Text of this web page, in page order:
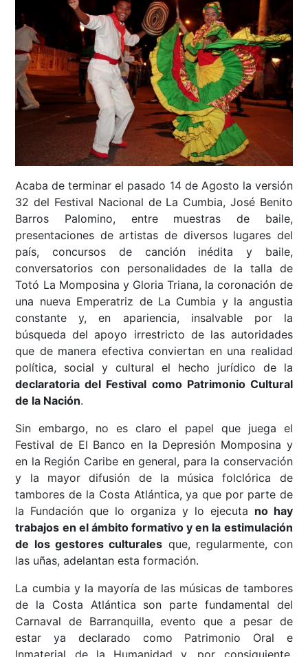
Acaba de terminar el pasado 14 de Agosto la versión
32 del Festival Nacional de La Cumbia, José Benito
Barros Palomino, entre muestras de baile,
presentaciones de artistas de diversos lugares del
país, concursos de canción inédita y baile,
conversatorios con personalidades de la talla de
Totó La Momposina y Gloria Triana, la coronación de
una nueva Emperatriz de La Cumbia y la angustia
constante y, en apariencia, insalvable por la
búsqueda del apoyo irrestricto de las autoridades
que de manera efectiva conviertan en una realidad
política, social y cultural el hecho jurídico de la
declaratoria del Festival como Patrimonio Cultural
de la Nación.
Sin embargo, no es claro el papel que juega el
Festival de El Banco en la Depresión Momposina y
en la Región Caribe en general, para la conservación
y la mayor difusión de la música folclórica de
tambores de la Costa Atlántica, ya que por parte de
la Fundación que lo organiza y lo ejecuta no hay
trabajos en el ámbito formativo y en la estimulación
de los gestores culturales que, regularmente, con
las uñas, adelantan esta formación.
La cumbia y la mayoría de las músicas de tambores
de la Costa Atlántica son parte fundamental del
Carnaval de Barranquilla, evento que a pesar de
estar ya declarado como Patrimonio Oral e
Inmaterial de la Humanidad y, por consiguiente,